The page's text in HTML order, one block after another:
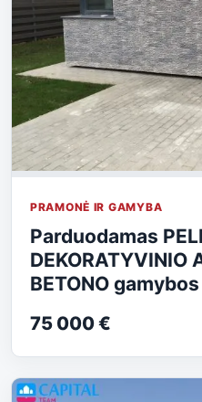
PRAMONĖ IR GAMYBA
Parduodamas
DEKORATYVINIO
BETONO
75 000 €